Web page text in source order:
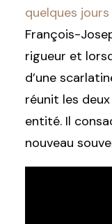
quelques
François-
rigueur et
d’une
réunit les
entité. Il
nouveau